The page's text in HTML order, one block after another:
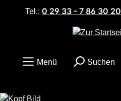
Zum Hauptinhalt springen
Tel.: 0 29 33 - 7 86 30 20
Menü Suchen